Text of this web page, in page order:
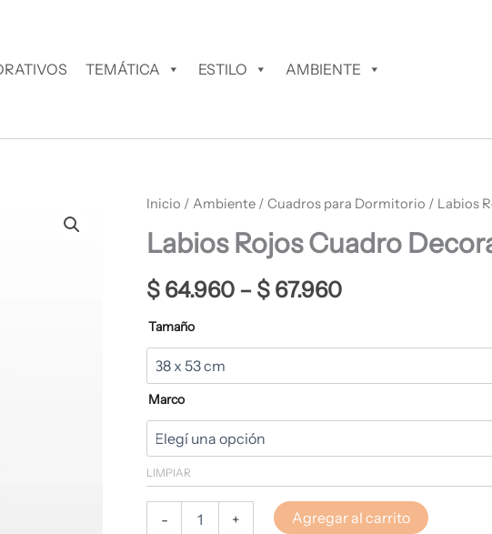
TEMÁTICA ESTILO AMBIENTE
Inicio / Ambiente / Cuadros para Dormitorio / Labios
Labios Rojos Cuadro
$ 64.960 – $ 67.960
Rango
de
Tamaño
Marco
LIMPIAR
-
Labios
Cuadro
Decorativo
cantidad
+ Agregar al carrito